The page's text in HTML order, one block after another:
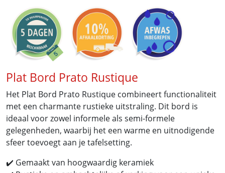
Plat Bord Prato Rustique
Het Plat Bord Prato Rustique combineert functionaliteit
met een charmante rustieke uitstraling. Dit bord is
ideaal voor zowel informele als semi-formele
gelegenheden, waarbij het een warme en uitnodigende
sfeer toevoegt aan je tafelsetting.
✔️ Gemaakt van hoogwaardig keramiek